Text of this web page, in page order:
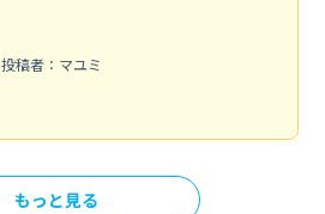
投稿者：マユミ
もっと見る